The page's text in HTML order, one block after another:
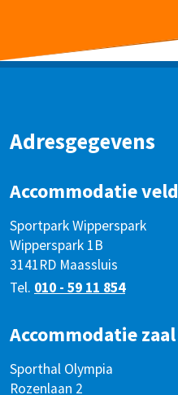
Adresgegevens
Accommodatie veld
Sportpark Wipperspark
Wipperspark 1B
3141RD Maassluis
Tel. 010 - 59 11 854
Accommodatie zaal
Sporthal Olympia
Rozenlaan 2